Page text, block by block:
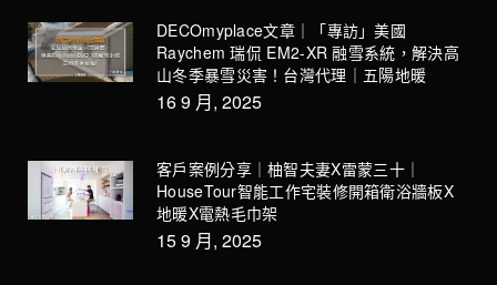
DECOmyplace文章｜「專訪」美國
Raychem 瑞侃 EM2-XR 融雪系統，解決高
山冬季暴雪災害！台灣代理｜五陽地暖
16 9 月, 2025
客戶案例分享｜柚智夫妻X雷蒙三十｜
HouseTour智能工作宅裝修開箱衛浴牆板X
地暖X電熱毛巾架
15 9 月, 2025